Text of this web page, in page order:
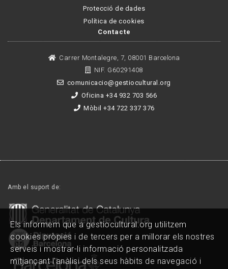
Protecció de dades
Política de cookies
Contacte
Carrer Montalegre, 7, 08001 Barcelona
NIF. G60291408
comunicacio@gestiocultural.org
Oficina +34 932 703 566
Mòbil +34 722 337 376
Amb el suport de:
Els informem que a gestiocultural.org utilitzem
cookies pròpies i de tercers per a millorar els nostres
serveis i mostrar-li informació personalitzada
mitjançant l'anàlisi dels seus hàbits de navegació i